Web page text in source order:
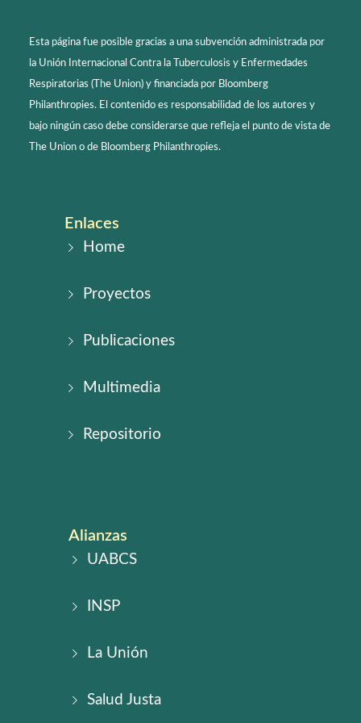
Esta página fue posible gracias a una subvención administrada por
la Unión Internacional Contra la Tuberculosis y Enfermedades
Respiratorias (The Union) y financiada por Bloomberg
Philanthropies. El contenido es responsabilidad de los autores y
bajo ningún caso debe considerarse que refleja el punto de vista de
The Union o de Bloomberg Philanthropies.
Enlaces
Home
Proyectos
Publicaciones
Multimedia
Repositorio
Alianzas
UABCS
INSP
La Unión
Salud Justa